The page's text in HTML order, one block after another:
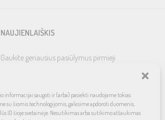
informacijai saugoti ir (arba) pasiekti naudojame tokias
su šiomis technologijomis, galėsime apdoroti duomenis,
ID šioje svetainėje. Nesutikimas arba sutikimo atšaukimas
NAUJIENLAIŠKIS
Gaukite geriausius pasiūlymus pirmieji